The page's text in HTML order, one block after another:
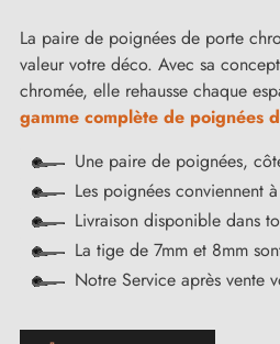
La paire de poignées de porte
valeur votre déco. Avec sa
chromée, elle rehausse chaque
gamme complète de poignées
Une paire de poignées,
Les poignées conviennent
Livraison disponible dans
La tige de 7mm et 8mm
Notre Service après vente